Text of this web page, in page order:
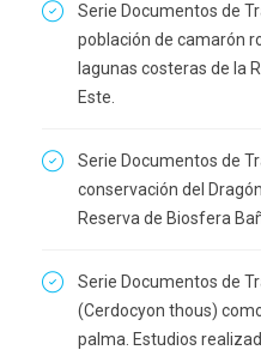
Serie Documentos de
población de camarón
lagunas costeras de la
Este.
Serie Documentos de
conservación del
Reserva de Biosfera
Serie Documentos de
(Cerdocyon thous)
palma. Estudios